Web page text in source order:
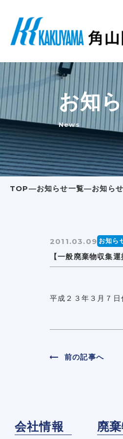
お知
News
TOP―お知らせ一覧―お知ら
2011.03.09 お知ら
【一般廃棄物収集
平成２３年３月７日
前の記事へ
会社情報 廃